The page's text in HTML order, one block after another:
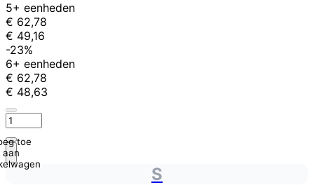
5+ eenheden
€ 62,78
€ 49,16
-23%
6+ eenheden
€ 62,78
€ 48,63
toe
aan
S